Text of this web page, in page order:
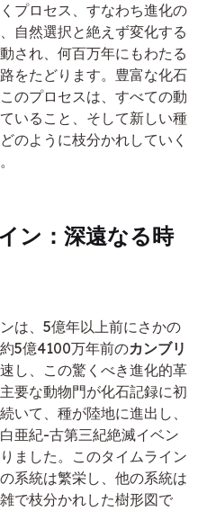
プロセス、すなわち進化の
自然選択と絶えず変化する
され、何百万年にもわたる
をたどります。豊富な化石
のプロセスは、すべての動
いること、そして新しい種
のように枝分かれしていく
ン：深遠なる時
は、5億年以上前にさかの
5億4100万年前のカンブリ
し、この驚くべき進化的革
要な動物門が化石記録に初
いて、種が陸地に進出し、
亜紀-古第三紀絶滅イベン
ました。このタイムライン
系統は繁栄し、他の系統は
で枝分かれした樹形図で